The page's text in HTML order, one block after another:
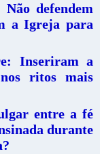
defendem
a Igreja para
Inseriram a
ritos mais
entre a fé
durante